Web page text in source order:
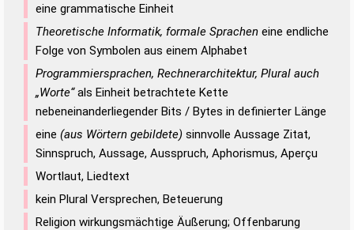
eine grammatische Einheit
Theoretische Informatik, formale Sprachen eine endliche
Folge von Symbolen aus einem Alphabet
Programmiersprachen, Rechnerarchitektur, Plural auch
„Worte“als Einheit betrachtete Kette
nebeneinanderliegender Bits / Bytes in definierter Länge
eine (aus Wörtern gebildete) sinnvolle Aussage Zitat,
Sinnspruch, Aussage, Ausspruch, Aphorismus, Aperçu
Wortlaut, Liedtext
kein Plural Versprechen, Beteuerung
Religion wirkungsmächtige Äußerung; Offenbarung